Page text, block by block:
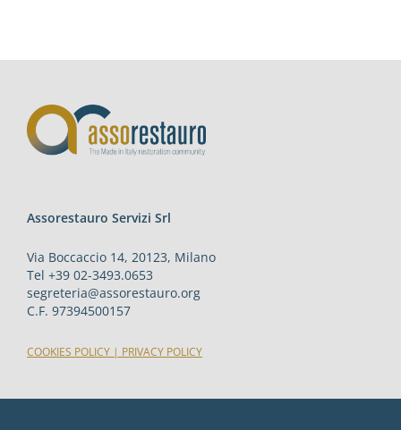
Assorestauro Servizi Srl
Via Boccaccio 14, 20123, Milano
Tel +39 02-3493.0653
segreteria@assorestauro.org
C.F. 97394500157
COOKIES POLICY | PRIVACY POLICY